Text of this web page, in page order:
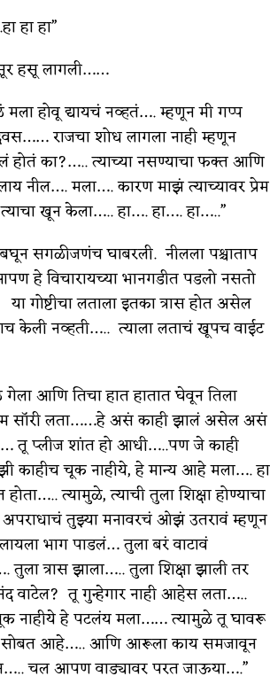
हा हा”
हसू लागली……
होवू द्यायचं नव्हतं…. म्हणून मी गप्प
राजचा शोध लागला नाही म्हणून
होतं का?….. त्याच्या नसण्याचा फक्त आणि
नील…. मला…. कारण माझं त्याच्यावर प्रेम
खून केला….. हा…. हा…. हा…..”
सगळीजणंच घाबरली. नीलला पश्चाताप
हे विचारायच्या भानगडीत पडलो नसतो
गोष्टीचा लताला इतका त्रास होत असेल
केली नव्हती….. त्याला लताचं खूपच वाईट
आणि तिचा हात हातात घेवून तिला
सॉरी लता……हे असं काही झालं असेल असं
तू प्लीज शांत हो आधी…..पण जे काही
काहीच चूक नाहीये, हे मान्य आहे मला…. हा
त्यामुळे, त्याची तुला शिक्षा होण्याचा
अपराधाचं तुझ्या मनावरचं ओझं उतरावं म्हणून
भाग पाडलं… तुला बरं वाटावं
त्रास झाला….. तुला शिक्षा झाली तर
वाटेल? तू गुन्हेगार नाही आहेस लता…..
नाहीये हे पटलंय मला…… त्यामुळे तू घावरू
सोबत आहे….. आणि आरूला काय समजावून
चल आपण वाड्यावर परत जाऊया….”